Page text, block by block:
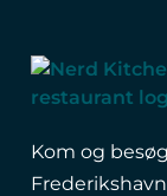
Kom og